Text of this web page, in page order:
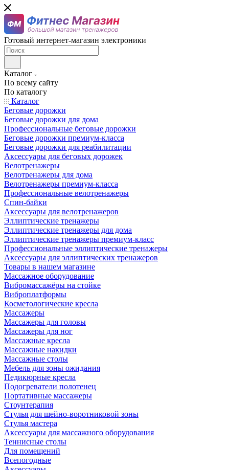
Готовый интернет-магазин электроники
Каталог
По всему сайту
По каталогу
Каталог
Беговые дорожки
Беговые дорожки для дома
Профессиональные беговые дорожки
Беговые дорожки премиум-класса
Беговые дорожки для реабилитации
Аксессуары для беговых дорожек
Велотренажеры
Велотренажеры для дома
Велотренажеры премиум-класса
Профессиональные велотренажеры
Спин-байки
Аксессуары для велотренажеров
Эллиптические тренажеры
Эллиптические тренажеры для дома
Эллиптические тренажеры премиум-класс
Профессиональные эллиптические тренажеры
Аксессуары для эллиптических тренажеров
Товары в нашем магазине
Массажное оборудование
Вибромассажёры на стойке
Виброплатформы
Косметологические кресла
Массажеры
Массажеры для головы
Массажеры для ног
Массажные кресла
Массажные накидки
Массажные столы
Мебель для зоны ожидания
Педикюрные кресла
Подогреватели полотенец
Портативные массажеры
Стоунтерапия
Стулья для шейно-воротниковой зоны
Стулья мастера
Аксессуары для массажного оборудования
Теннисные столы
Для помещений
Всепогодные